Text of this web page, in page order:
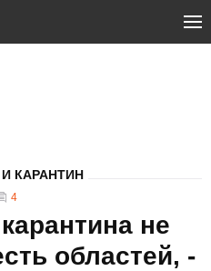
КАРАНТИН
4
не
областей, -